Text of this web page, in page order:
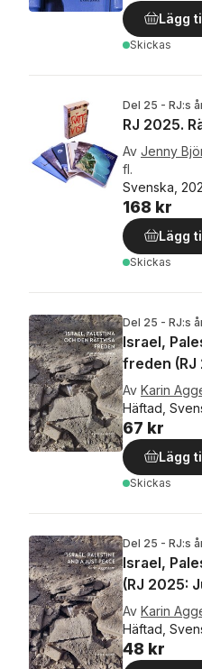
Lägg
Skickas
Del 25 - RJ:s
RJ 2025.
Av Jenny
fl.
Svenska,
168 kr
Lägg
Skickas
Del 25 - RJ:s
Israel,
freden (RJ
Av Karin
Häftad,
67 kr
Lägg
Skickas
Del 25 - RJ:s
Israel,
(RJ 2025:
Av Karin
Häftad,
48 kr